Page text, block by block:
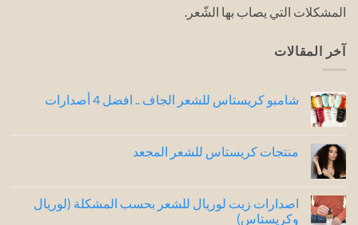
المشكلات التي يصاب بها الشّعر.
آخر المقالات
شامبو كريستاس للشعر الجاف .. افضل 4 أصدارات
تعليقات
شامبو
الجاف
..
افضل
4
منتجات كريستاس للشعر المجعد
تعليقات
على
منتجات
كريستاس
اصدارات زيت لوريال للشعر بحسب المشكلة (لوريال
وكريستاس)